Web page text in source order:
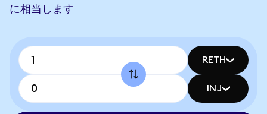
に相当します
RETH
INJ